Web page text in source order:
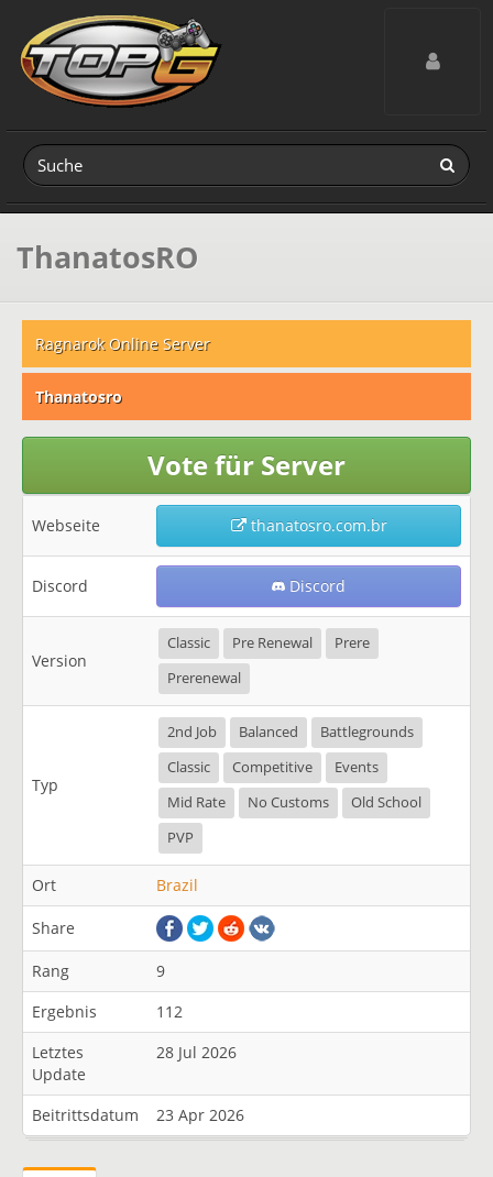
Toggle
ThanatosRO
Ragnarok Online Server
Thanatosro
Vote für Server
Webseite thanatosro.com.br
Discord Discord
Version
Classic Pre Renewal
Prere
Prerenewal
Typ
2nd Job Balanced
Battlegrounds
Classic
Competitive
Events
Mid Rate
No Customs
Old School
PVP
Ort Brazil
Share
Rang
9
Ergebnis
112
Letztes
Update
28 Jul 2026
Beitrittsdatum 23 Apr 2026